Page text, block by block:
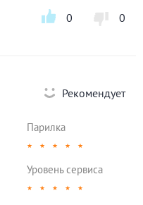
0 0
Рекомендует
Парилка
★ ★ ★ ★ ★
Уровень сервиса
★ ★ ★ ★ ★